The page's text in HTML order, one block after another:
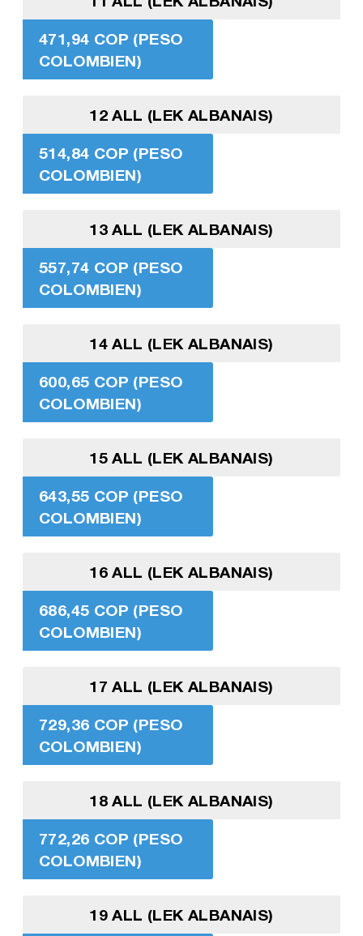
471,94 COP (PESO
COLOMBIEN)
12 ALL (LEK ALBANAIS)
514,84 COP (PESO
COLOMBIEN)
13 ALL (LEK ALBANAIS)
557,74 COP (PESO
COLOMBIEN)
14 ALL (LEK ALBANAIS)
600,65 COP (PESO
COLOMBIEN)
15 ALL (LEK ALBANAIS)
643,55 COP (PESO
COLOMBIEN)
16 ALL (LEK ALBANAIS)
686,45 COP (PESO
COLOMBIEN)
17 ALL (LEK ALBANAIS)
729,36 COP (PESO
COLOMBIEN)
18 ALL (LEK ALBANAIS)
772,26 COP (PESO
COLOMBIEN)
19 ALL (LEK ALBANAIS)